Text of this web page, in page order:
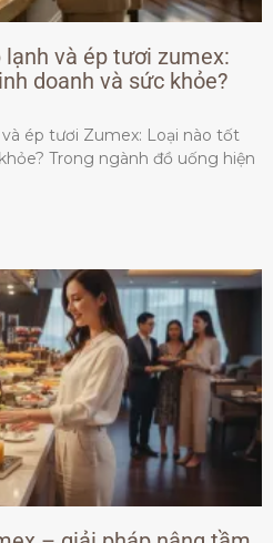
và ép tươi zumex:
doanh và sức khỏe?
ép tươi Zumex: Loại nào tốt
Trong ngành đồ uống hiện